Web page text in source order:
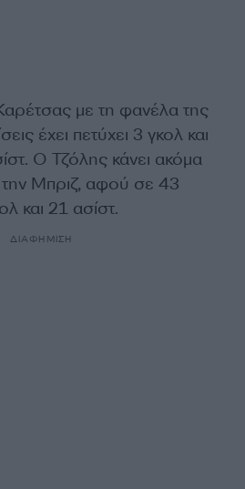
με τη φανέλα της
έχει πετύχει 3 γκολ και
Ο Τζόλης κάνει ακόμα
Μπριζ, αφού σε 43
και 21 ασίστ.
ΔΙΑΦΗΜΙΣΗ